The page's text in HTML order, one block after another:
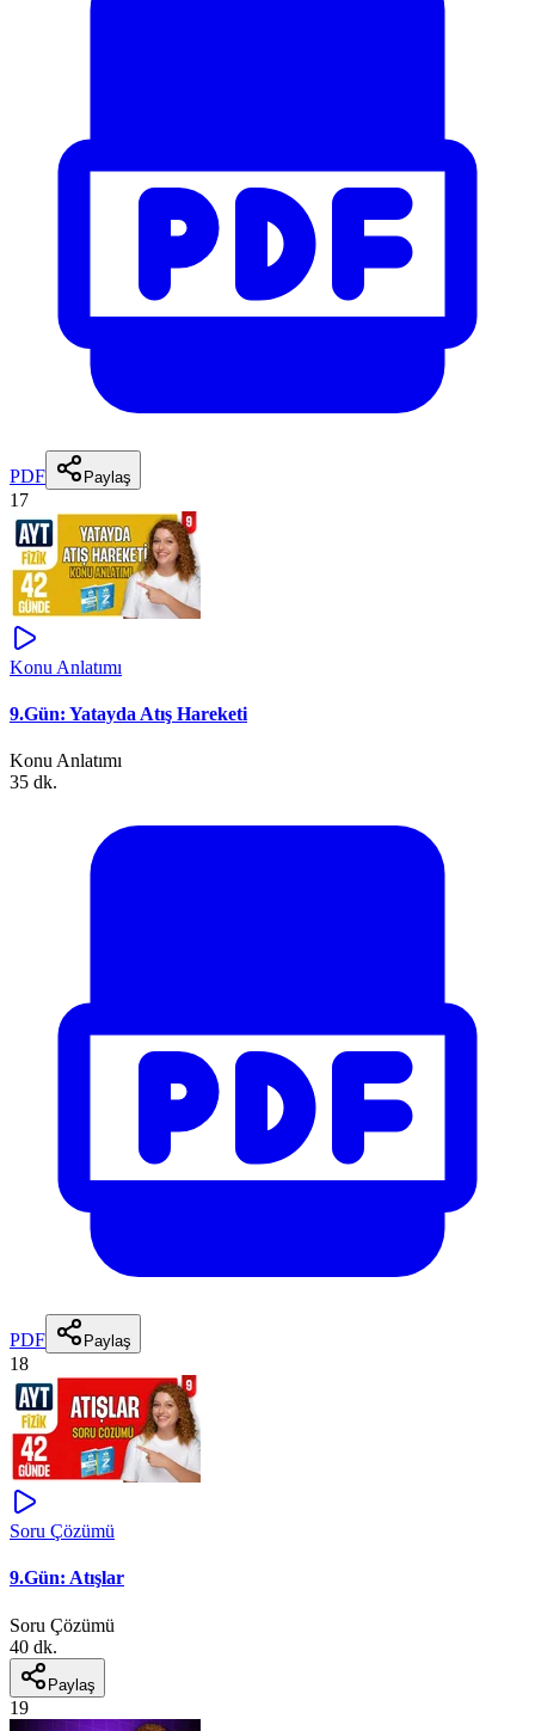
PDF Paylaş
17
Konu Anlatımı
9.Gün: Yatayda Atış Hareketi
Konu Anlatımı
35 dk.
PDF Paylaş
18
Soru Çözümü
9.Gün: Atışlar
Soru Çözümü
40 dk.
Paylaş
19